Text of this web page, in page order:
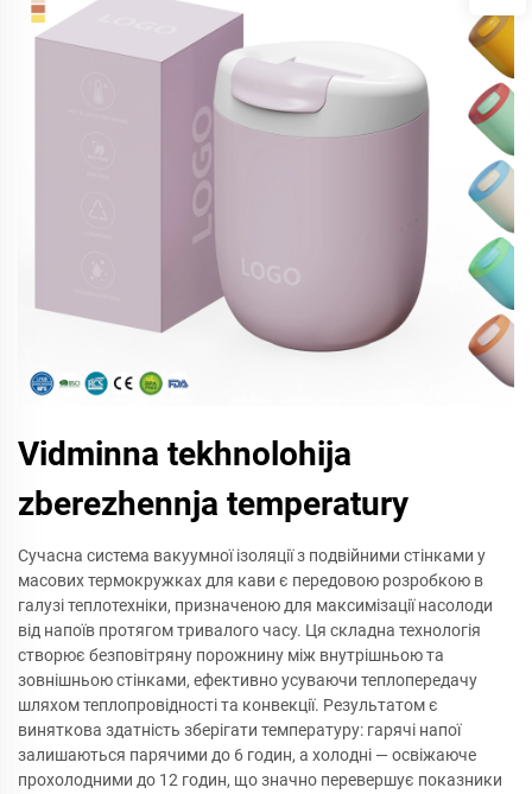
Vidminna tekhnolohija
zberezhennja temperatury
Сучасна система вакуумної ізоляції з подвійними стінками у
масових термокружках для кави є передовою розробкою в
галузі теплотехніки, призначеною для максимізації насолоди
від напоїв протягом тривалого часу. Ця складна технологія
створює безповітряну порожнину між внутрішньою та
зовнішньою стінками, ефективно усуваючи теплопередачу
шляхом теплопровідності та конвекції. Результатом є
виняткова здатність зберігати температуру: гарячі напої
залишаються парячими до 6 годин, а холодні — освіжаюче
прохолодними до 12 годин, що значно перевершує показники